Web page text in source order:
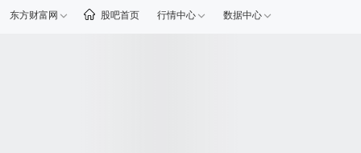
东方财富网 股吧首页 行情中心 数据中心